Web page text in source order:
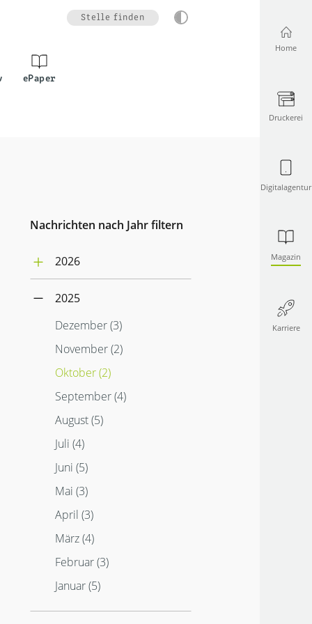
Home
Druckerei
Digitalagentur
Magazin
Karriere
Stelle finden
ePaper
Nachrichten nach Jahr filtern
2026
Juni (5)
Mai (4)
April (5)
Februar (4)
Januar (4)
2025
Dezember (3)
November (2)
Oktober (2)
September (4)
August (5)
Juli (4)
Juni (5)
Mai (3)
April (3)
März (4)
Februar (3)
Januar (5)